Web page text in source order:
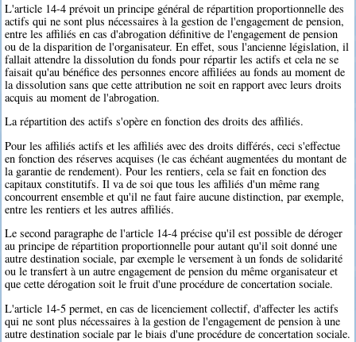
L'article 14-4 prévoit un principe général de répartition proportionnelle des
actifs qui ne sont plus nécessaires à la gestion de l'engagement de pension,
entre les affiliés en cas d'abrogation définitive de l'engagement de pension
ou de la disparition de l'organisateur. En effet, sous l'ancienne législation, il
fallait attendre la dissolution du fonds pour répartir les actifs et cela ne se
faisait qu'au bénéfice des personnes encore affiliées au fonds au moment de
la dissolution sans que cette attribution ne soit en rapport avec leurs droits
acquis au moment de l'abrogation.
La répartition des actifs s'opère en fonction des droits des affiliés.
Pour les affiliés actifs et les affiliés avec des droits différés, ceci s'effectue
en fonction des réserves acquises (le cas échéant augmentées du montant de
la garantie de rendement). Pour les rentiers, cela se fait en fonction des
capitaux constitutifs. Il va de soi que tous les affiliés d'un même rang
concourrent ensemble et qu'il ne faut faire aucune distinction, par exemple,
entre les rentiers et les autres affiliés.
Le second paragraphe de l'article 14-4 précise qu'il est possible de déroger
au principe de répartition proportionnelle pour autant qu'il soit donné une
autre destination sociale, par exemple le versement à un fonds de solidarité
ou le transfert à un autre engagement de pension du même organisateur et
que cette dérogation soit le fruit d'une procédure de concertation sociale.
L'article 14-5 permet, en cas de licenciement collectif, d'affecter les actifs
qui ne sont plus nécessaires à la gestion de l'engagement de pension à une
autre destination sociale par le biais d'une procédure de concertation sociale.